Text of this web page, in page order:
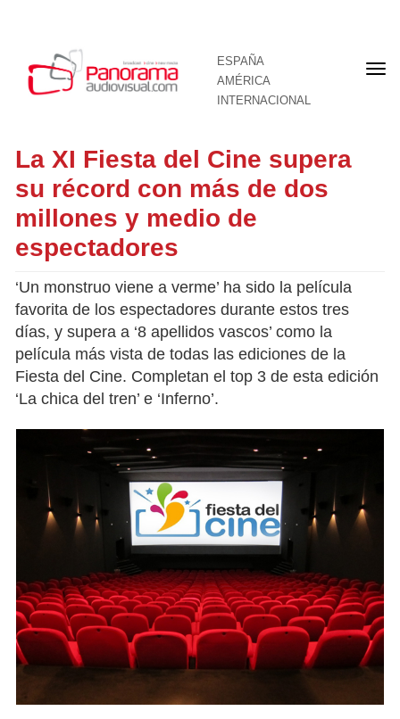
ESPAÑA
AMÉRICA
INTERNACIONAL
La XI Fiesta del Cine supera
su récord con más de dos
millones y medio de
espectadores
‘Un monstruo viene a verme’ ha sido la película
favorita de los espectadores durante estos tres
días, y supera a ‘8 apellidos vascos’ como la
película más vista de todas las ediciones de la
Fiesta del Cine. Completan el top 3 de esta edición
‘La chica del tren’ e ‘Inferno’.